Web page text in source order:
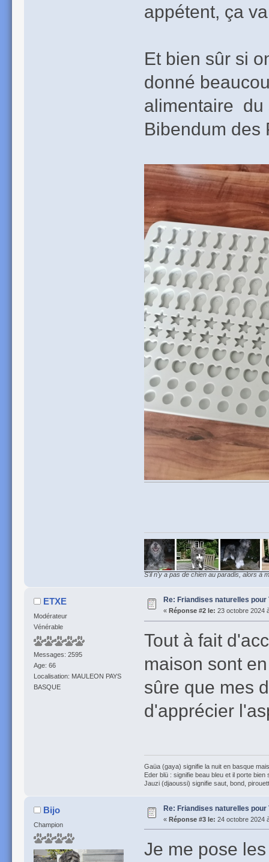
appétent, ça
Et bien sûr si
donné
alimentaire du
Bibendum
S'il n'y a pas de chien au paradis, alors à
ETXE
Modérateur
Vénérable
Messages: 2595
Age: 66
Localisation: MAULEON PAYS
BASQUE
Re: Friandises naturelles
« Réponse #2 le: 23 octobre 2024
Tout à fait
maison sont
sûre que mes
d'apprécier
Gaüa (gaya) signifie la nuit en basque
Eder blü : signifie beau bleu et il porte bien
Jauzi (djaoussi) signifie saut, bond,
Bijo
Champion
Re: Friandises naturelles
« Réponse #3 le: 24 octobre 2024
Je me pose